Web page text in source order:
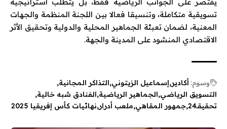
تسويقية متكاملة، وتنسيقا فعالا بين اللجنة المنظمة والجهات
المعنية، لضمان تعبئة الجماهير المحلية والدولية وتحقيق الأثر
الاقتصادي المنشود على المدينة والجهة.
وسوم:أكادير إسماعيل الزيتوني التذاكر المجانية
التسويق الرياضي الجماهير الرياضية الفنادق شبه خالية
تحقيقـ24
جمهور المقاهي ملعب أدرار نهائيات كأس إفريقيا 2025